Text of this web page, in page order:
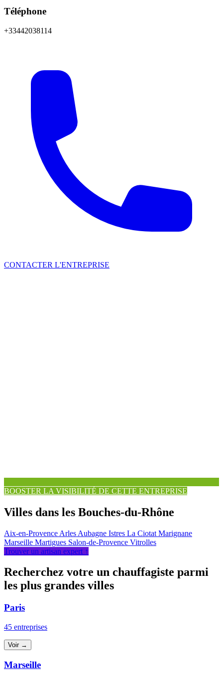
Téléphone
+33442038114
CONTACTER L'ENTREPRISE
BOOSTER LA VISIBILITÉ DE CETTE ENTREPRISE
Villes dans les Bouches-du-Rhône
Aix-en-Provence Arles Aubagne Istres La Ciotat Marignane
Marseille Martigues Salon-de-Provence Vitrolles
Trouver un artisan expert ↑
Recherchez votre un chauffagiste parmi
les plus grandes villes
Paris
45 entreprises
Voir →
Marseille